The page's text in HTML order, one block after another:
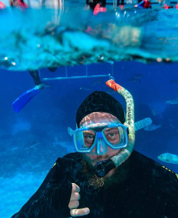
letenky,
studium
a
práce